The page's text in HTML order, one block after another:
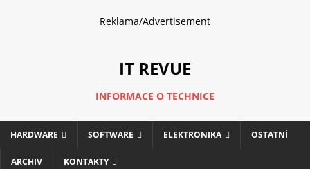
Reklama/Advertisement
IT REVUE
INFORMACE O TECHNICE
HARDWARE SOFTWARE ELEKTRONIKA OSTATNÍ
ARCHIV KONTAKTY